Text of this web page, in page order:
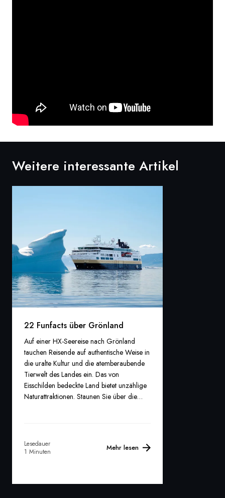
Weitere interessante Artikel
22 Funfacts über Grönland
Auf einer HX-Seereise nach Grönland
tauchen Reisende auf authentische Weise in
die uralte Kultur und die atemberaubende
Tierwelt des Landes ein. Das von
Eisschilden bedeckte Land bietet unzählige
Naturattraktionen. Staunen Sie über die
Lesedauer
1 Minuten
Mehr lesen